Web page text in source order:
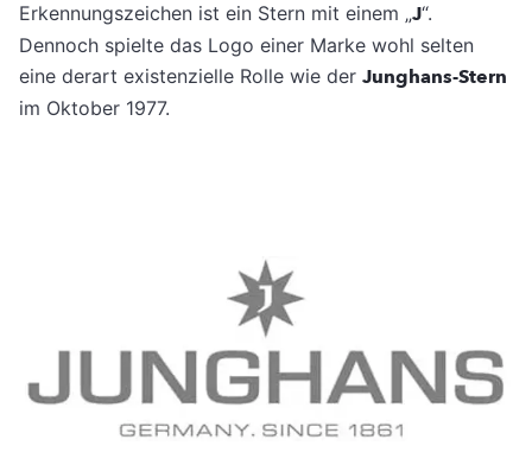
Erkennungszeichen ist ein Stern mit einem „J“.
Dennoch spielte das Logo einer Marke wohl selten
eine derart existenzielle Rolle wie der Junghans-Stern
im Oktober 1977.